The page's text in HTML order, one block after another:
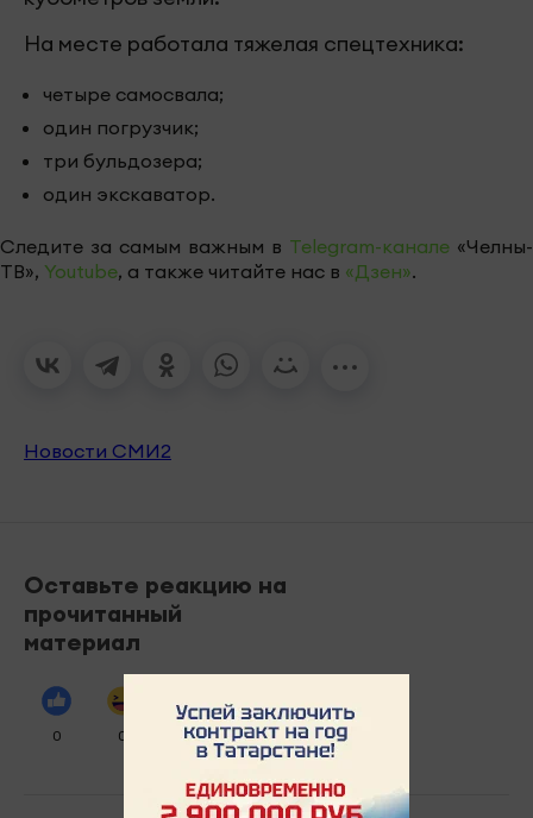
На месте работала тяжелая спецтехника:
четыре самосвала;
один погрузчик;
три бульдозера;
один экскаватор.
Следите за самым важным в Telegram-канале «Челны-
ТВ», Youtube, а также читайте нас в «Дзен».
Новости СМИ2
Оставьте реакцию на
прочитанный
материал
0 0 0 0 0